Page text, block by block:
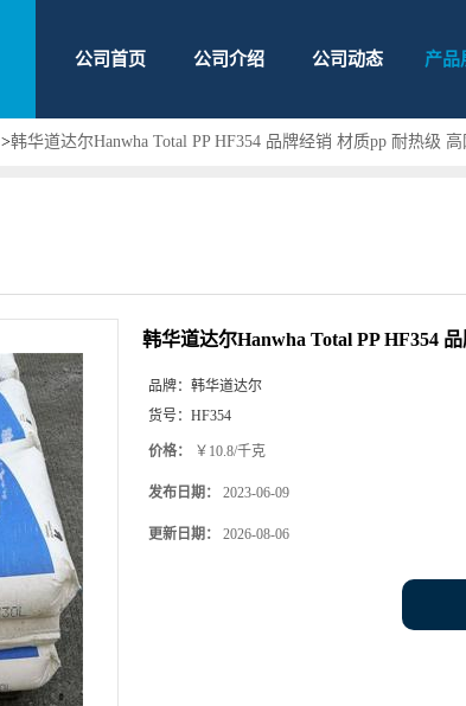
公司首页 公司介绍 公司动态 产品
>韩华道达尔Hanwha Total PP HF354 品牌经销 材质pp 耐热级 高
韩华道达尔Hanwha Total PP HF354
品牌： 韩华道达尔
货号： HF354
价格： ￥10.8/千克
发布日期： 2023-06-09
更新日期： 2026-08-06